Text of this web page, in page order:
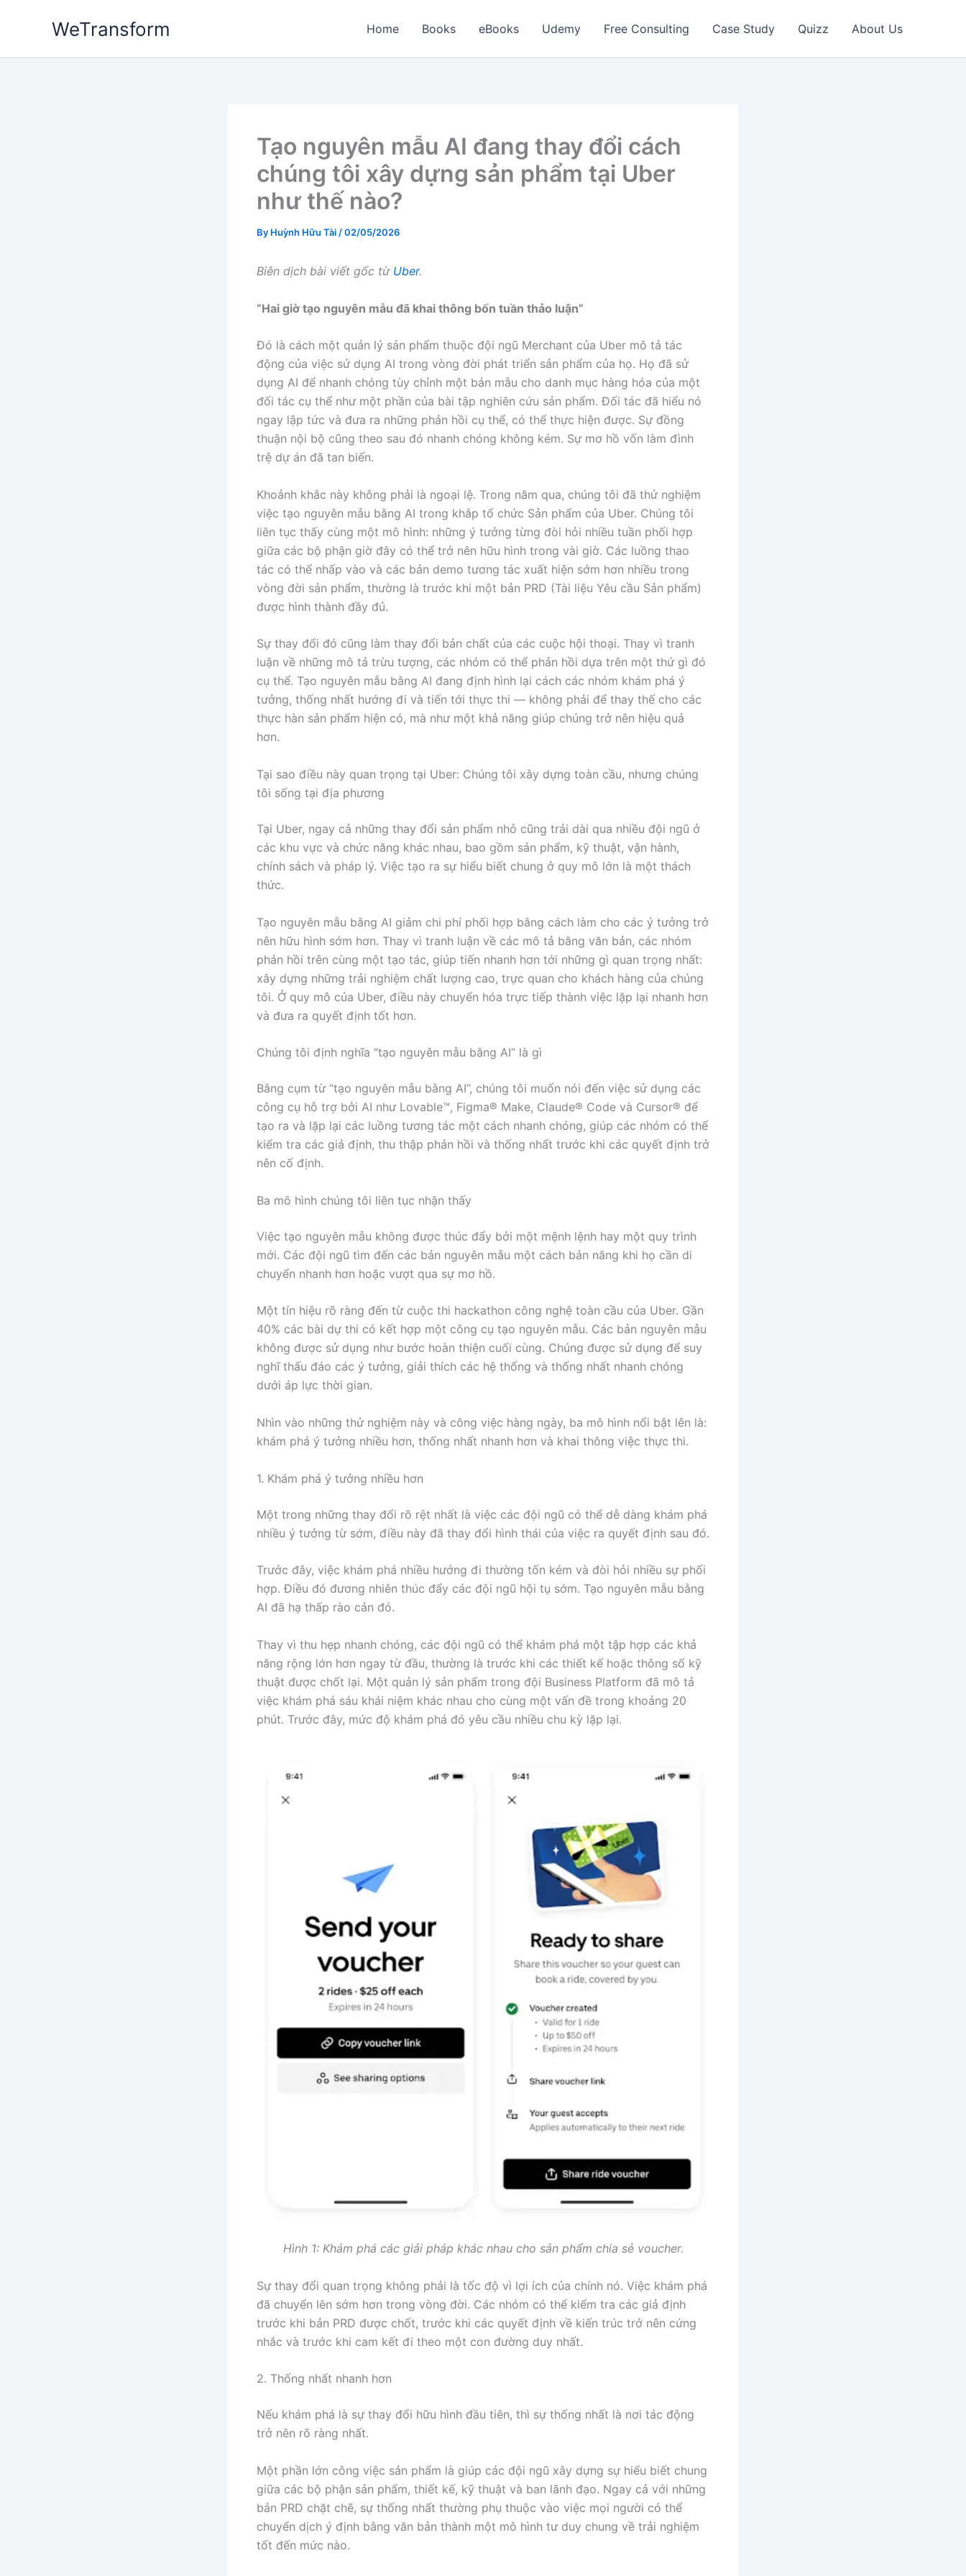
WeTransform Home Books eBooks Udemy Free Consulting Case Study Quizz About Us
Tạo nguyên mẫu AI đang thay đổi cách
chúng tôi xây dựng sản phẩm tại Uber
như thế nào?
By Huỳnh Hữu Tài /02/05/2026
Biên dịch bài viết gốc từ Uber.
“Hai giờ tạo nguyên mẫu đã khai thông bốn tuần thảo luận”
Đó là cách một quản lý sản phẩm thuộc đội ngũ Merchant của Uber mô tả tác
động của việc sử dụng AI trong vòng đời phát triển sản phẩm của họ. Họ đã sử
dụng AI để nhanh chóng tùy chỉnh một bản mẫu cho danh mục hàng hóa của một
đối tác cụ thể như một phần của bài tập nghiên cứu sản phẩm. Đối tác đã hiểu nó
ngay lập tức và đưa ra những phản hồi cụ thể, có thể thực hiện được. Sự đồng
thuận nội bộ cũng theo sau đó nhanh chóng không kém. Sự mơ hồ vốn làm đình
trệ dự án đã tan biến.
Khoảnh khắc này không phải là ngoại lệ. Trong năm qua, chúng tôi đã thử nghiệm
việc tạo nguyên mẫu bằng AI trong khắp tổ chức Sản phẩm của Uber. Chúng tôi
liên tục thấy cùng một mô hình: những ý tưởng từng đòi hỏi nhiều tuần phối hợp
giữa các bộ phận giờ đây có thể trở nên hữu hình trong vài giờ. Các luồng thao
tác có thể nhấp vào và các bản demo tương tác xuất hiện sớm hơn nhiều trong
vòng đời sản phẩm, thường là trước khi một bản PRD (Tài liệu Yêu cầu Sản phẩm)
được hình thành đầy đủ.
Sự thay đổi đó cũng làm thay đổi bản chất của các cuộc hội thoại. Thay vì tranh
luận về những mô tả trừu tượng, các nhóm có thể phản hồi dựa trên một thứ gì đó
cụ thể. Tạo nguyên mẫu bằng AI đang định hình lại cách các nhóm khám phá ý
tưởng, thống nhất hướng đi và tiến tới thực thi — không phải để thay thế cho các
thực hàn sản phẩm hiện có, mà như một khả năng giúp chúng trở nên hiệu quả
hơn.
Tại sao điều này quan trọng tại Uber: Chúng tôi xây dựng toàn cầu, nhưng chúng
tôi sống tại địa phương
Tại Uber, ngay cả những thay đổi sản phẩm nhỏ cũng trải dài qua nhiều đội ngũ ở
các khu vực và chức năng khác nhau, bao gồm sản phẩm, kỹ thuật, vận hành,
chính sách và pháp lý. Việc tạo ra sự hiểu biết chung ở quy mô lớn là một thách
thức.
Tạo nguyên mẫu bằng AI giảm chi phí phối hợp bằng cách làm cho các ý tưởng trở
nên hữu hình sớm hơn. Thay vì tranh luận về các mô tả bằng văn bản, các nhóm
phản hồi trên cùng một tạo tác, giúp tiến nhanh hơn tới những gì quan trọng nhất:
xây dựng những trải nghiệm chất lượng cao, trực quan cho khách hàng của chúng
tôi. Ở quy mô của Uber, điều này chuyển hóa trực tiếp thành việc lặp lại nhanh hơn
và đưa ra quyết định tốt hơn.
Chúng tôi định nghĩa “tạo nguyên mẫu bằng AI” là gì
Bằng cụm từ “tạo nguyên mẫu bằng AI”, chúng tôi muốn nói đến việc sử dụng các
công cụ hỗ trợ bởi AI như Lovable™, Figma® Make, Claude® Code và Cursor® để
tạo ra và lặp lại các luồng tương tác một cách nhanh chóng, giúp các nhóm có thể
kiểm tra các giả định, thu thập phản hồi và thống nhất trước khi các quyết định trở
nên cố định.
Ba mô hình chúng tôi liên tục nhận thấy
Việc tạo nguyên mẫu không được thúc đẩy bởi một mệnh lệnh hay một quy trình
mới. Các đội ngũ tìm đến các bản nguyên mẫu một cách bản năng khi họ cần di
chuyển nhanh hơn hoặc vượt qua sự mơ hồ.
Một tín hiệu rõ ràng đến từ cuộc thi hackathon công nghệ toàn cầu của Uber. Gần
40% các bài dự thi có kết hợp một công cụ tạo nguyên mẫu. Các bản nguyên mẫu
không được sử dụng như bước hoàn thiện cuối cùng. Chúng được sử dụng để suy
nghĩ thấu đáo các ý tưởng, giải thích các hệ thống và thống nhất nhanh chóng
dưới áp lực thời gian.
Nhìn vào những thử nghiệm này và công việc hàng ngày, ba mô hình nổi bật lên là:
khám phá ý tưởng nhiều hơn, thống nhất nhanh hơn và khai thông việc thực thi.
1. Khám phá ý tưởng nhiều hơn
Một trong những thay đổi rõ rệt nhất là việc các đội ngũ có thể dễ dàng khám phá
nhiều ý tưởng từ sớm, điều này đã thay đổi hình thái của việc ra quyết định sau đó.
Trước đây, việc khám phá nhiều hướng đi thường tốn kém và đòi hỏi nhiều sự phối
hợp. Điều đó đương nhiên thúc đẩy các đội ngũ hội tụ sớm. Tạo nguyên mẫu bằng
AI đã hạ thấp rào cản đó.
Thay vì thu hẹp nhanh chóng, các đội ngũ có thể khám phá một tập hợp các khả
năng rộng lớn hơn ngay từ đầu, thường là trước khi các thiết kế hoặc thông số kỹ
thuật được chốt lại. Một quản lý sản phẩm trong đội Business Platform đã mô tả
việc khám phá sáu khái niệm khác nhau cho cùng một vấn đề trong khoảng 20
phút. Trước đây, mức độ khám phá đó yêu cầu nhiều chu kỳ lặp lại.
Hình 1: Khám phá các giải pháp khác nhau cho sản phẩm chia sẻ voucher.
Sự thay đổi quan trọng không phải là tốc độ vì lợi ích của chính nó. Việc khám phá
đã chuyển lên sớm hơn trong vòng đời. Các nhóm có thể kiểm tra các giả định
trước khi bản PRD được chốt, trước khi các quyết định về kiến trúc trở nên cứng
nhắc và trước khi cam kết đi theo một con đường duy nhất.
2. Thống nhất nhanh hơn
Nếu khám phá là sự thay đổi hữu hình đầu tiên, thì sự thống nhất là nơi tác động
trở nên rõ ràng nhất.
Một phần lớn công việc sản phẩm là giúp các đội ngũ xây dựng sự hiểu biết chung
giữa các bộ phận sản phẩm, thiết kế, kỹ thuật và ban lãnh đạo. Ngay cả với những
bản PRD chặt chẽ, sự thống nhất thường phụ thuộc vào việc mọi người có thể
chuyển dịch ý định bằng văn bản thành một mô hình tư duy chung về trải nghiệm
tốt đến mức nào.